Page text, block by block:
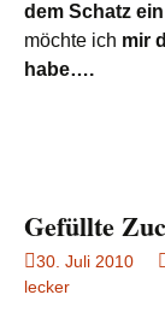
dem Schatz
möchte ich mir
habe….
Gefüllte
30. Juli 2010
lecker